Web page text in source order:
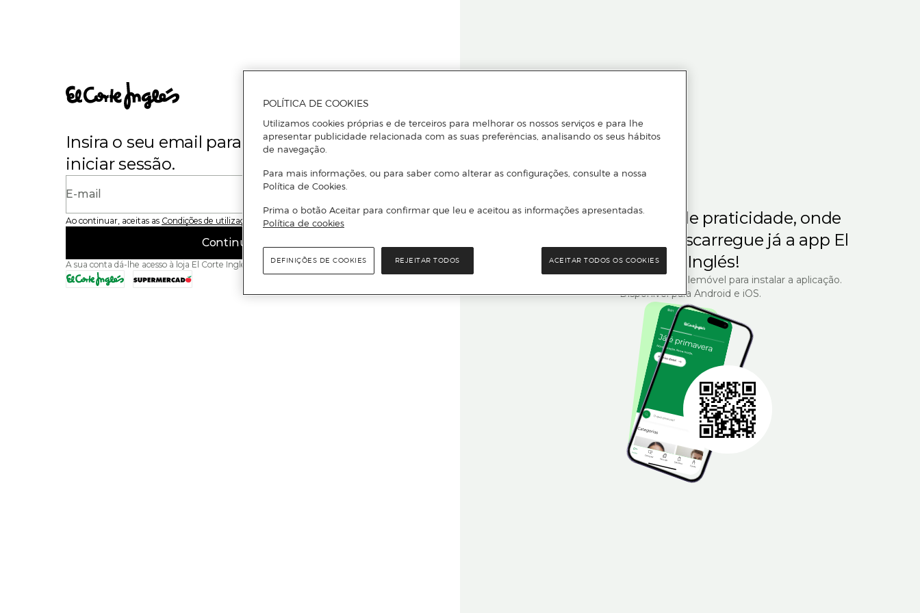
Insira o seu email para se registar ou
iniciar sessão.
E-mail
Ao continuar, aceitas as Condições de utilização do site
Continuar
A sua conta dá-lhe acesso à loja El Corte Inglés e ao Supermercado El Corte Inglés.
Para quem gosta de praticidade, onde
Descarregue já a app El
Corte Inglés!
Leia o código QR com o seu telemóvel para instalar a aplicação.
Disponível para Android e iOS.
POLÍTICA DE COOKIES
Utilizamos cookies próprias e de terceiros para melhorar os nossos serviços e para lhe
apresentar publicidade relacionada com as suas preferências, analisando os seus hábitos
de navegação.
Para mais informações, ou para saber como alterar as configurações, consulte a nossa
Política de Cookies.
Prima o botão Aceitar para confirmar que leu e aceitou as informações apresentadas.
Política de cookies
REJEITAR TODOS ACEITAR TODOS OS COOKIES
DEFINIÇÕES DE COOKIES